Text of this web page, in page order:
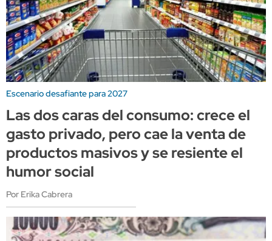
Escenario desafiante para 2027
Las dos caras del consumo: crece el
gasto privado, pero cae la venta de
productos masivos y se resiente el
humor social
Por Erika Cabrera